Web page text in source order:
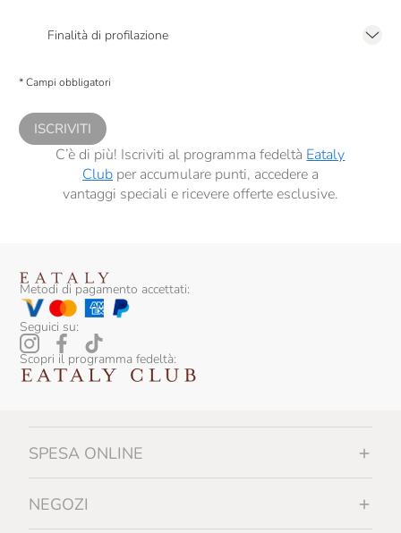
Finalità di profilazione
comunicazioni commerciali personalizzate, in caso di consenso prestato ai
* Campi obbligatori
ISCRIVITI
C’è di più! Iscriviti al programma fedeltà Eataly
Clubper accumulare punti, accedere a
vantaggi speciali e ricevere offerte esclusive.
Metodi di pagamento accettati:
Seguici su:
Scopri il programma fedeltà:
SPESA ONLINE
NEGOZI